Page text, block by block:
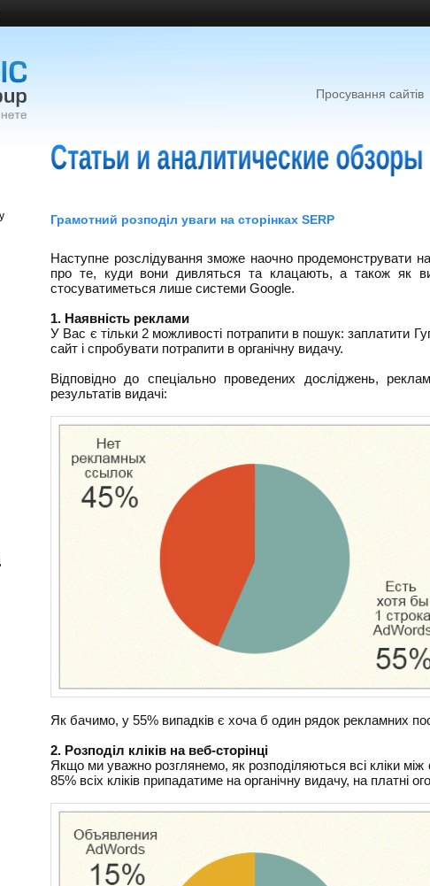
Просування сайтів
Грамотний розподіл уваги на сторінках SERP
Наступне розслідування зможе наочно продемонструвати
про те, куди вони дивляться та клацають, а також як
стосуватиметься лише системи Google.
1. Наявність реклами
У Вас є тільки 2 можливості потрапити в пошук: заплатити
сайт і спробувати потрапити в органічну видачу.
Відповідно до спеціально проведених досліджень,
результатів видачі:
Як бачимо, у 55% ​​випадків є хоча б один рядок рекламних
2. Розподіл кліків на веб-сторінці
Якщо ми уважно розглянемо, як розподіляються всі кліки
85% всіх кліків припадатиме на органічну видачу, на платні